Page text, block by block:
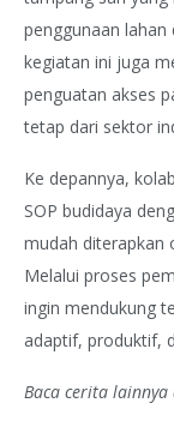
penggunaan lahan
kegiatan ini juga
penguatan akses
tetap dari sektor
Ke depannya,
SOP budidaya
mudah diterapkan
Melalui proses
ingin mendukung
adaptif, produktif,
Baca cerita lainnya